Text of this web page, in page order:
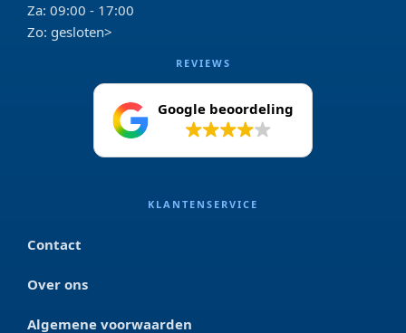
Za: 09:00 - 17:00
Zo: gesloten>
REVIEWS
Google beoordeling
KLANTENSERVICE
Contact
Over ons
Algemene voorwaarden